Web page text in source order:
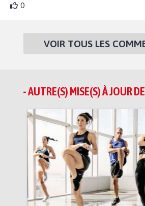
0
VOIR TOUS LES
- AUTRE(S) MISE(S) À JOUR